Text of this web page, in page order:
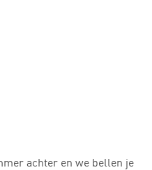
achter en we bellen je